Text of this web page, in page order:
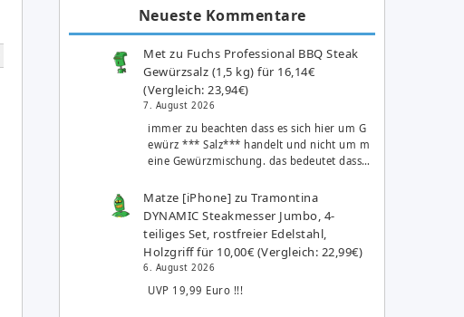
Neueste Kommentare
Met zu Fuchs Professional BBQ Steak
Gewürzsalz (1,5 kg) für 16,14€
(Vergleich: 23,94€)
7. August 2026
immer zu beachten dass es sich hier um G
ewürz *** Salz*** handelt und nicht um m
eine Gewürzmischung. das bedeutet dass…
Matze [iPhone] zuTramontina
DYNAMIC Steakmesser Jumbo, 4-
teiliges Set, rostfreier Edelstahl,
Holzgriff für 10,00€ (Vergleich: 22,99€)
6. August 2026
UVP 19,99 Euro !!!